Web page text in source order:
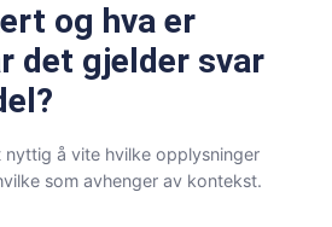
og hva er
det gjelder svar
nyttig å vite hvilke opplysninger
som avhenger av kontekst.